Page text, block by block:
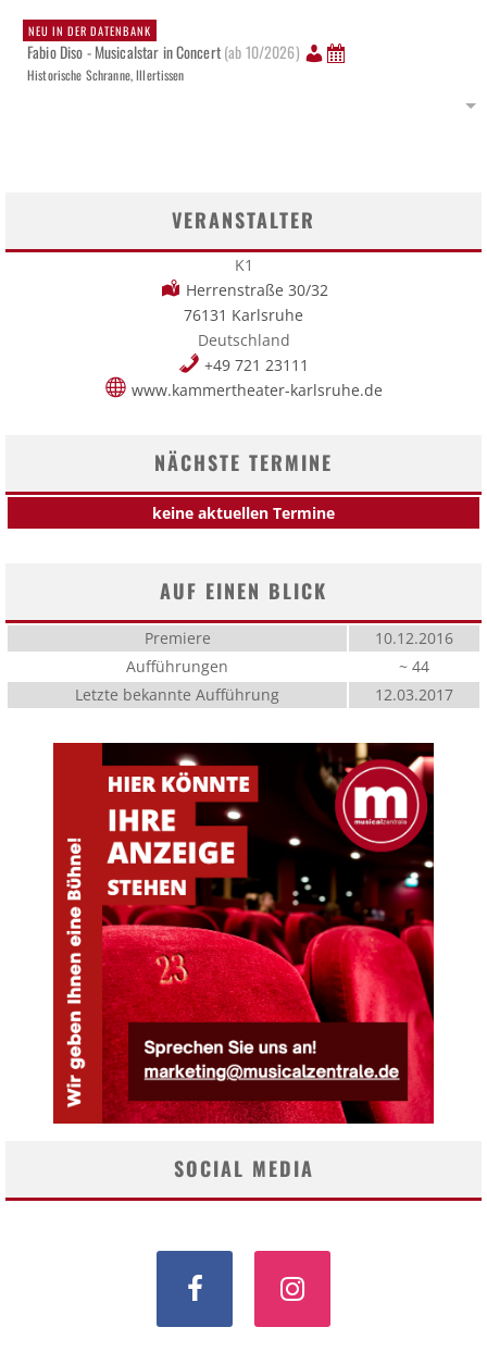
NEU IN DER DATENBANK
Fabio Diso - Musicalstar in Concert(ab 10/2026)
Historische Schranne, Illertissen
VERANSTALTER
K1
Herrenstraße 30/32
76131 Karlsruhe
Deutschland
+49 721 23111
www.kammertheater-karlsruhe.de
NÄCHSTE TERMINE
keine aktuellen Termine
AUF EINEN BLICK
Premiere
10.12.2016
Aufführungen
~ 44
Letzte bekannte Aufführung
12.03.2017
SOCIAL MEDIA